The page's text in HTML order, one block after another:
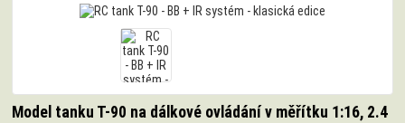
Model tanku T-90 na dálkové ovládání v měřítku 1:16, 2.4